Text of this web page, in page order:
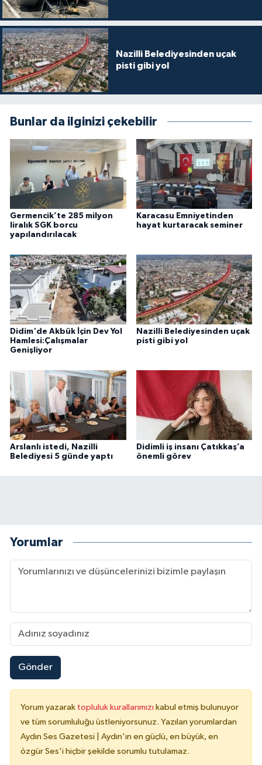
Nazilli Belediyesinden uçak
pisti gibi yol
Bunlar da ilginizi çekebilir
Germencik’te 285 milyon
liralık SGK borcu
yapılandırılacak
Karacasu Emniyetinden
hayat kurtaracak seminer
Didim'de Akbük İçin Dev Yol
Hamlesi:Çalışmalar
Genişliyor
Nazilli Belediyesinden uçak
pisti gibi yol
Arslanlı istedi, Nazilli
Belediyesi 5 günde yaptı
Didimli iş insanı Çatıkkaş’a
önemli görev
Yorumlar
Gönder
Yorum yazarak topluluk kurallarımızı kabul etmiş bulunuyor
ve tüm sorumluluğu üstleniyorsunuz. Yazılan yorumlardan
Aydın Ses Gazetesi | Aydın'ın en güçlü, en büyük, en
özgür Ses'i hiçbir şekilde sorumlu tutulamaz.